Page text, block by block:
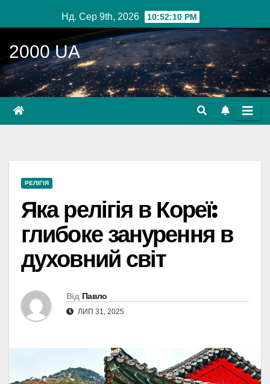
до
вмісту
Нд. Сер 9th, 2026 10:52:11 PM
2000 UA
РЕЛІГІЯ
Яка релігія в Кореї:
глибоке занурення в
духовний світ
Від Павло
ЛИП 31, 2025